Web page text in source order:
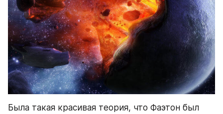
Была такая красивая теория, что Фаэтон был